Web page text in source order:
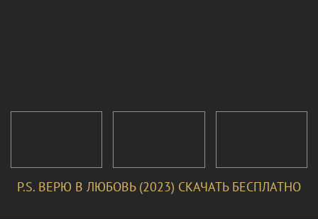
P.S. ВЕРЮ В ЛЮБОВЬ (2023) СКАЧАТЬ БЕСПЛАТНО